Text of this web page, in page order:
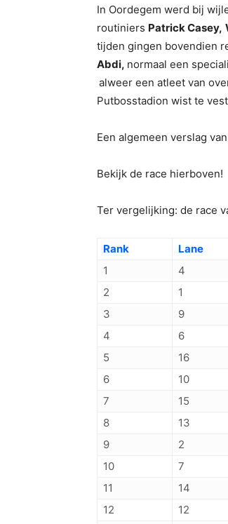
In Oordegem werd bij
routiniers Patrick Casey,
tijden gingen bovendien
Abdi, normaal een
alweer een atleet van
Putbosstadion wist te
Een algemeen verslag
Bekijk de race hierboven!
Ter vergelijking: de race
Rank Lane
1
4
2
1
3
9
4
6
5
16
6
10
7
15
8
13
9
2
10
7
11
14
12
12